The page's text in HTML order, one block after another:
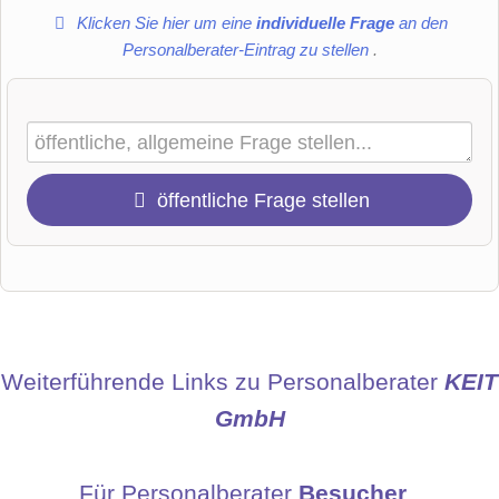
Klicken Sie hier um eineindividuelle Frage an den
Personalberater-Eintrag zu stellen .
öffentliche Frage stellen
Name
Weiterführende Links zu Personalberater KEIT
GmbH